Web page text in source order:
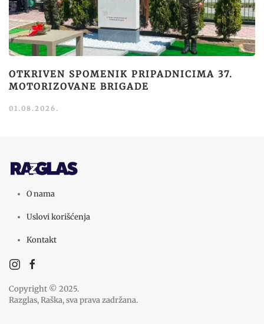
OTKRIVEN SPOMENIK PRIPADNICIMA 37.
MOTORIZOVANE BRIGADE
01.08.2026.
O nama
Uslovi korišćenja
Kontakt
Copyright © 2025.
Razglas, Raška, sva prava zadržana.